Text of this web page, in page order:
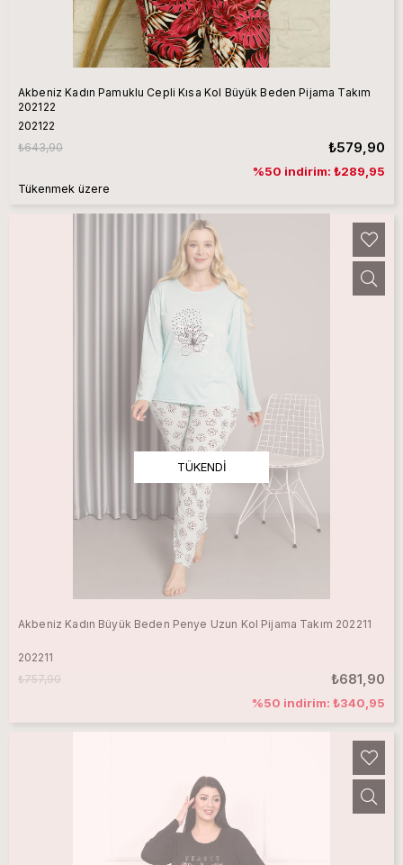
Akbeniz Kadın Pamuklu Cepli Kısa Kol Büyük Beden Pijama Takım
202122
202122
₺579,90
₺643,90
%50 indirim: ₺289,95
Tükenmek üzere
TÜKENDI
Akbeniz Kadın Büyük Beden Penye Uzun Kol Pijama Takım 202211
202211
₺681,90
₺757,90
%50 indirim: ₺340,95